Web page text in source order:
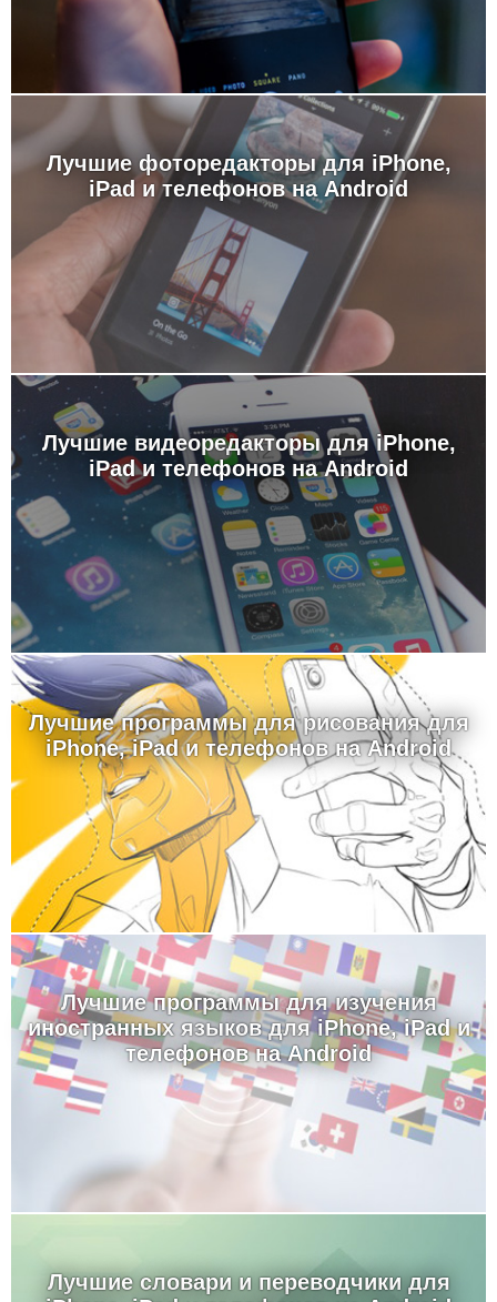
Лучшие фоторедакторы для iPhone,
iPad и телефонов на Android
Лучшие видеоредакторы для iPhone,
iPad и телефонов на Android
Лучшие программы для рисования для
iPhone, iPad и телефонов на Android
Лучшие программы для изучения
иностранных языков для iPhone, iPad и
телефонов на Android
Лучшие словари и переводчики для